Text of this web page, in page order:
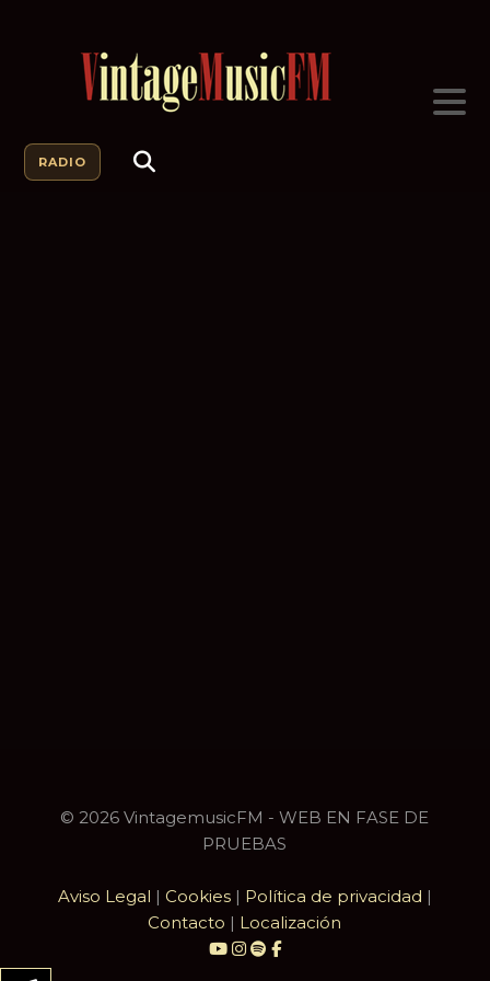
RADIO
© 2026 VintagemusicFM - WEB EN FASE DE
PRUEBAS
Aviso Legal | Cookies| Política de privacidad |
Contacto | Localización